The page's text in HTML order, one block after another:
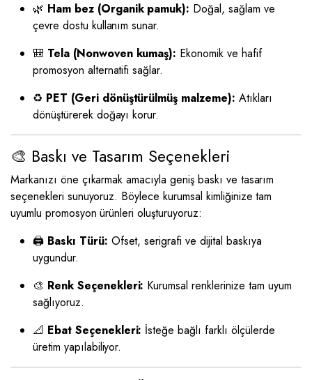
🌿 Ham bez (Organik pamuk): Doğal, sağlam ve
çevre dostu kullanım sunar.
🎒 Tela (Nonwoven kumaş): Ekonomik ve hafif
promosyon alternatifi sağlar.
♻️ PET (Geri dönüştürülmüş malzeme): Atıkları
dönüştürerek doğayı korur.
🎨 Baskı ve Tasarım Seçenekleri
Markanızı öne çıkarmak amacıyla geniş baskı ve tasarım
seçenekleri sunuyoruz. Böylece kurumsal kimliğinize tam
uyumlu promosyon ürünleri oluşturuyoruz:
🖨️ Baskı Türü: Ofset, serigrafi ve dijital baskıya
uygundur.
🎨 Renk Seçenekleri: Kurumsal renklerinize tam uyum
sağlıyoruz.
📐 Ebat Seçenekleri: İsteğe bağlı farklı ölçülerde
üretim yapılabiliyor.